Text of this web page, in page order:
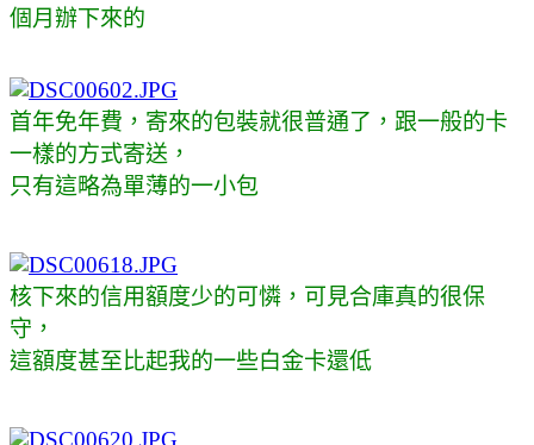
個月辦下來的
首年免年費，寄來的包裝就很普通了，跟一般的卡
一樣的方式寄送，
只有這略為單薄的一小包
核下來的信用額度少的可憐，可見合庫真的很保
守，
這額度甚至比起我的一些白金卡還低